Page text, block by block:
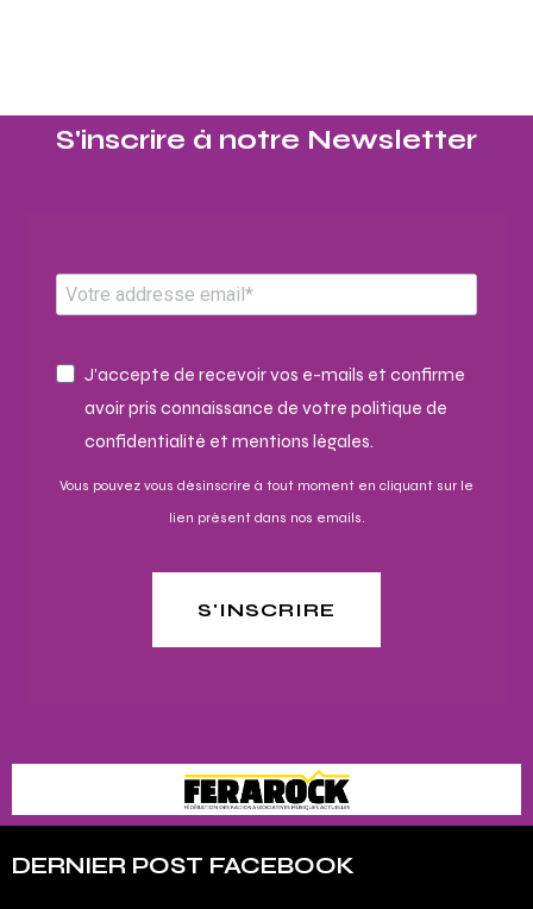
S'inscrire à notre Newsletter​
J'accepte de recevoir vos e-mails et confirme
avoir pris connaissance de votre politique de
confidentialité et mentions légales.
Vous pouvez vous désinscrire à tout moment en cliquant sur le
lien présent dans nos emails.
S'INSCRIRE
DERNIER POST FACEBOOK